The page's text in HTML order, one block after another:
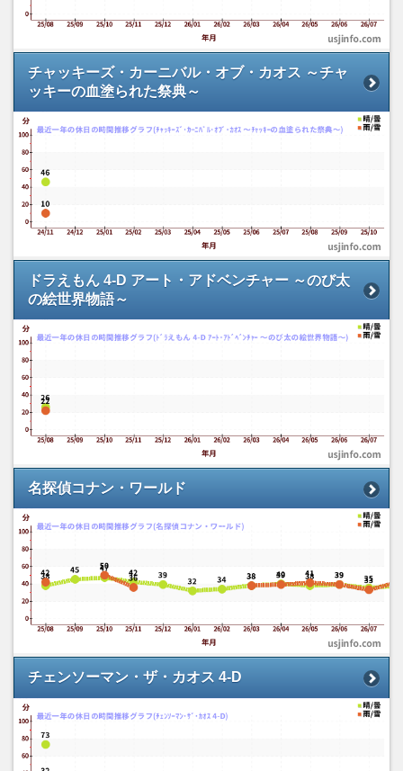
チャッキーズ・カーニバル・オブ・カオス ～チャ
ッキーの血塗られた祭典～
ドラえもん 4-D アート・アドベンチャー ～のび太
の絵世界物語～
名探偵コナン・ワールド
チェンソーマン・ザ・カオス 4-D